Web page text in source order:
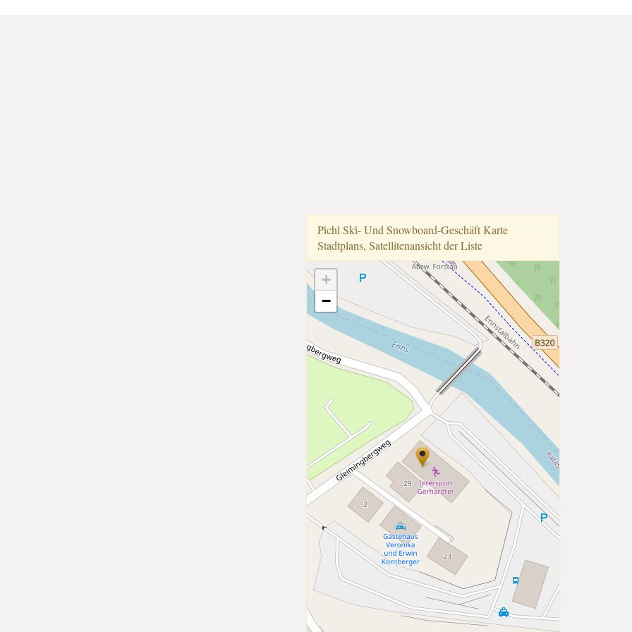
Pi̇chl Ski̇- Und Snowboard-Geschäft Karte
Stadtplans, Satellitenansicht der Liste
+
−